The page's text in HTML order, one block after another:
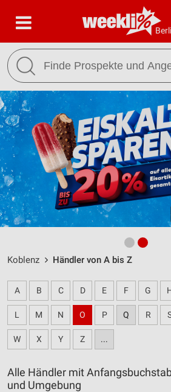
Koblenz Händler von A bis Z
A B C D E F G
L M N O P Q R
W X Y Z ...
Alle Händler mit
und Umgebung